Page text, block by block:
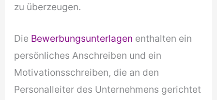
zu überzeugen.
Die Bewerbungsunterlagen enthalten ein
persönliches Anschreiben und ein
Motivationsschreiben, die an den
Personalleiter des Unternehmens gerichtet